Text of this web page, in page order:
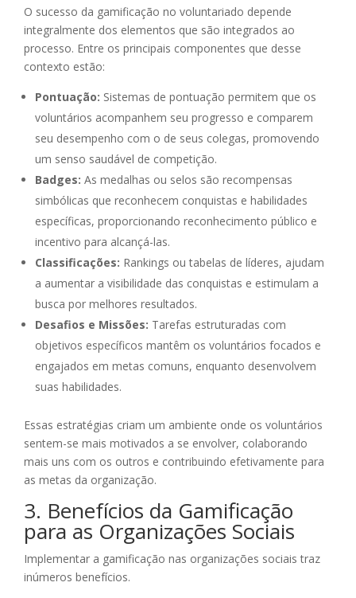
O sucesso da gamificação no voluntariado depende
integralmente dos elementos que são integrados ao
processo. Entre os principais componentes que desse
contexto estão:
Pontuação: Sistemas de pontuação permitem que os
voluntários acompanhem seu progresso e comparem
seu desempenho com o de seus colegas, promovendo
um senso saudável de competição.
Badges: As medalhas ou selos são recompensas
simbólicas que reconhecem conquistas e habilidades
específicas, proporcionando reconhecimento público e
incentivo para alcançá-las.
Classificações: Rankings ou tabelas de líderes, ajudam
a aumentar a visibilidade das conquistas e estimulam a
busca por melhores resultados.
Desafios e Missões: Tarefas estruturadas com
objetivos específicos mantêm os voluntários focados e
engajados em metas comuns, enquanto desenvolvem
suas habilidades.
Essas estratégias criam um ambiente onde os voluntários
sentem-se mais motivados a se envolver, colaborando
mais uns com os outros e contribuindo efetivamente para
as metas da organização.
3. Benefícios da Gamificação
para as Organizações Sociais
Implementar a gamificação nas organizações sociais traz
inúmeros benefícios.